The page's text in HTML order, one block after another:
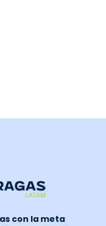
con la meta